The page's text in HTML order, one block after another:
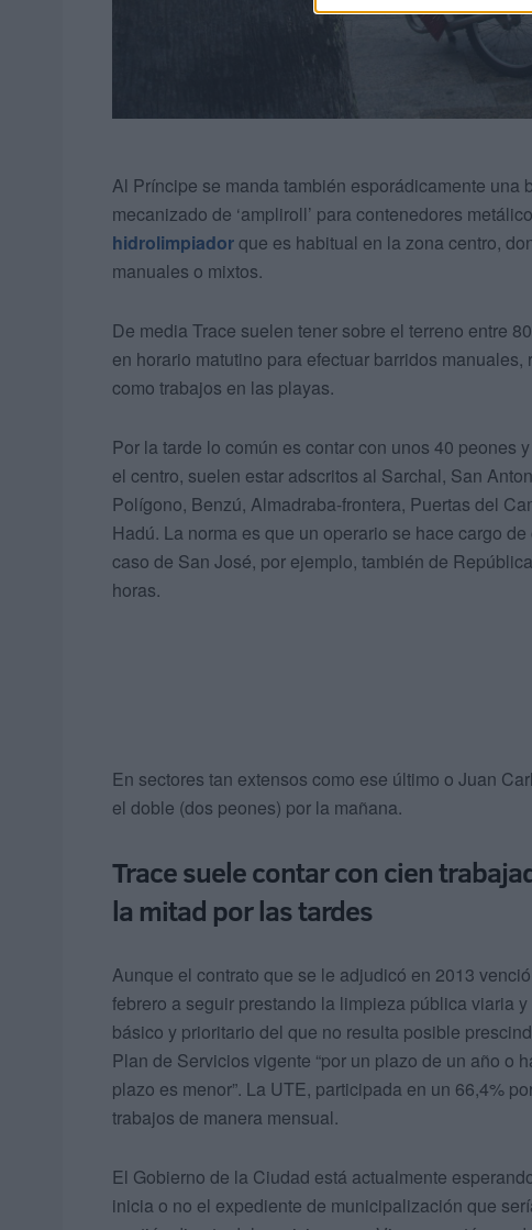
Al Príncipe se manda también esporádicamente
mecanizado de ‘ampliroll’ para contenedores
hidrolimpiadorque es habitual en la zona centro,
manuales o mixtos.
De media Trace suelen tener sobre el terreno entre
en horario matutino para efectuar barridos
como trabajos en las playas.
Por la tarde lo común es contar con unos 40 peones
el centro, suelen estar adscritos al Sarchal, San
Polígono, Benzú, Almadraba-frontera, Puertas del
Hadú. La norma es que un operario se hace cargo
caso de San José, por ejemplo, también de
horas.
En sectores tan extensos como ese último o Juan
el doble (dos peones) por la mañana.
Trace suele contar con cien
la mitad por las tardes
Aunque el contrato que se le adjudicó en 2013
febrero a seguir prestando la limpieza pública viaria
básico y prioritario del que no resulta posible
Plan de Servicios vigente “por un plazo de un año o
plazo es menor”. La UTE, participada en un 66,4%
trabajos de manera mensual.
El Gobierno de la Ciudad está actualmente
inicia o no el expediente de municipalización que